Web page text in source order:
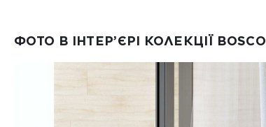
ФОТО В ІНТЕР’ЄРІ КОЛЕКЦІЇ BOSCO